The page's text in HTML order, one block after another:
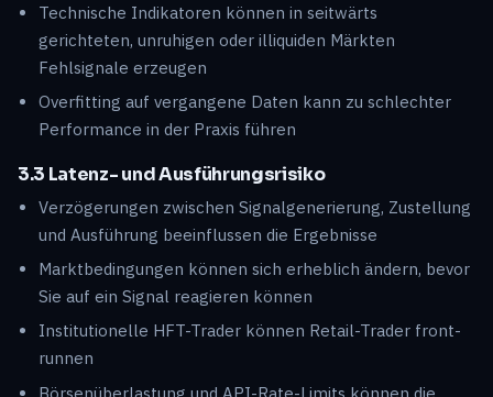
Technische Indikatoren können in seitwärts
gerichteten, unruhigen oder illiquiden Märkten
Fehlsignale erzeugen
Overfitting auf vergangene Daten kann zu schlechter
Performance in der Praxis führen
3.3 Latenz- und Ausführungsrisiko
Verzögerungen zwischen Signalgenerierung, Zustellung
und Ausführung beeinflussen die Ergebnisse
Marktbedingungen können sich erheblich ändern, bevor
Sie auf ein Signal reagieren können
Institutionelle HFT-Trader können Retail-Trader front-
runnen